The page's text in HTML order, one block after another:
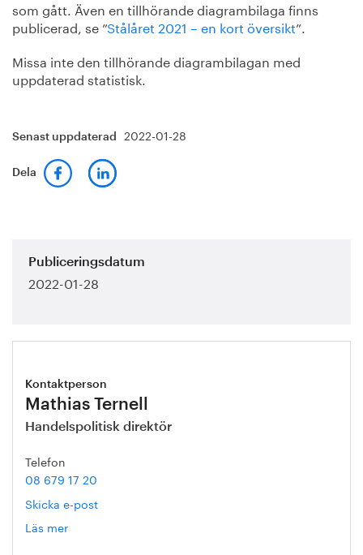
som gått. Även en tillhörande diagrambilaga finns
publicerad, se ”Stålåret 2021 – en kort översikt”.
Missa inte den tillhörande diagrambilagan med
uppdaterad statistisk.
Senast uppdaterad 2022-01-28
Dela
Publiceringsdatum
2022-01-28
Kontaktperson
Mathias Ternell
Handelspolitisk direktör
Telefon
08 679 17 20
Skicka e-post
Läs mer